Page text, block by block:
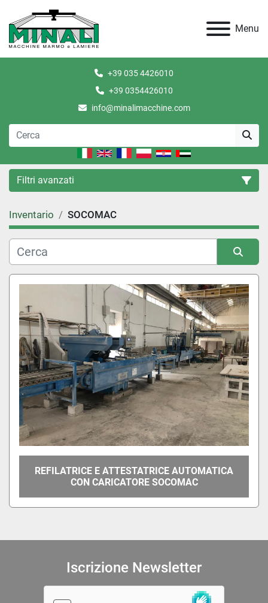
Menu
+39 035 4426010
+39 0354426010
info@minalimacchine.com
Filtri avanzati
Categoria
Condizione
Inventario SOCOMAC
Ordina per
REFILATRICE E ATTESTATRICE AUTOMATICA
CON CARICATORE SOCOMAC
Iscrizione Newsletter